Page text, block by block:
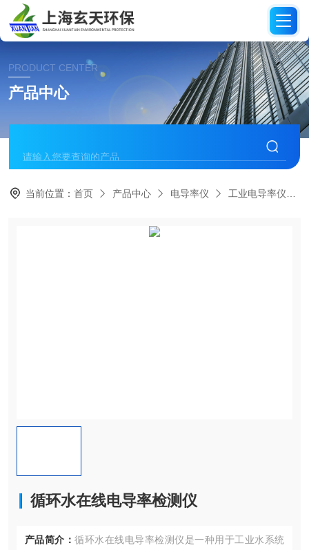
PRODUCT CENTER
产品中心
当前位置：首页 产品中心 电导率仪 工业电导率仪
循环水在线电导率检测仪
产品简介： 循环水在线电导率检测仪是一种用于工业水系统